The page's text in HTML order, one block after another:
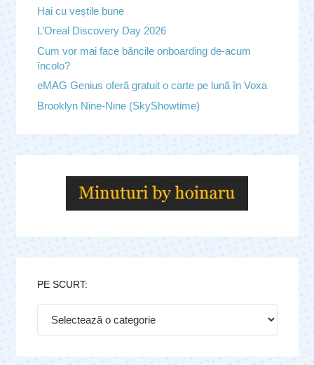
Hai cu veștile bune
L’Oreal Discovery Day 2026
Cum vor mai face băncile onboarding de-acum
încolo?
eMAG Genius oferă gratuit o carte pe lună în Voxa
Brooklyn Nine-Nine (SkyShowtime)
PE SCURT: